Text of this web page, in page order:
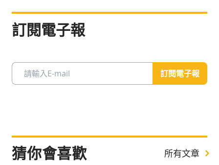
訂閱電子報
訂閱電子報
猜你會喜歡 所有文章